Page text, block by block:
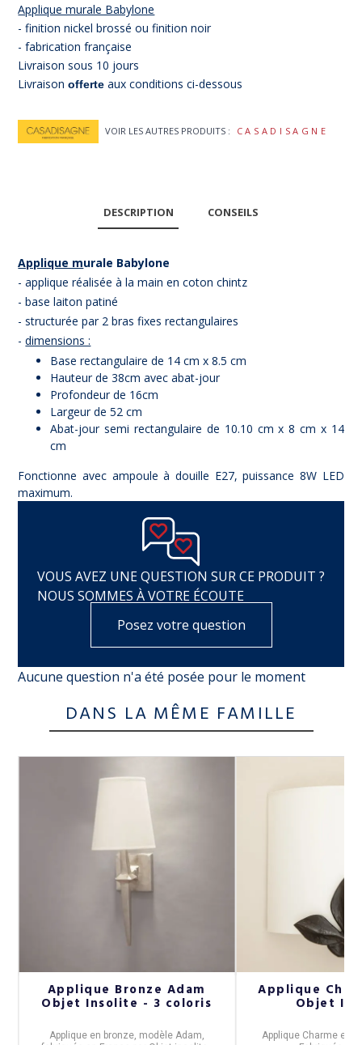
Applique murale Babylone
- finition nickel brossé ou finition noir
- fabrication française
Livraison sous 10 jours
Livraisonofferte aux conditions ci-dessous
VOIR LES AUTRES PRODUITS : CASADISAGNE
DESCRIPTION CONSEILS
Applique murale Babylone
- applique réalisée à la main en coton chintz
- base laiton patiné
- structurée par 2 bras fixes rectangulaires
-dimensions :
Base rectangulaire de 14 cm x 8.5 cm
Hauteur de 38cm avec abat-jour
Profondeur de 16cm
Largeur de 52 cm
Abat-jour semi rectangulaire de 10.10 cm x 8 cm x 14
cm
Fonctionne avec ampoule à douille E27, puissance 8W LED
maximum.
VOUS AVEZ UNE QUESTION SUR CE PRODUIT ?
NOUS SOMMES À VOTRE ÉCOUTE
Posez votre question
Aucune question n'a été posée pour le moment
DANS LA MÊME FAMILLE
Applique Bronze Adam
Objet Insolite - 3 coloris
Appliqueen bronze, modèle Adam,
Applique
Objet
Applique Charme en